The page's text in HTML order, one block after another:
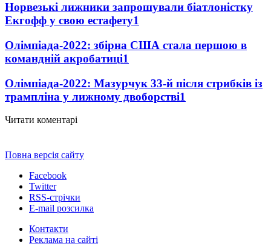
Норвезькі лижники запрошували біатлоністку
Екгофф у свою естафету1
Олімпіада-2022: збірна США стала першою в
командній акробатиці1
Олімпіада-2022: Мазурчук 33-й після стрибків із
трампліна у лижному двоборстві1
Читати коментарі
Повна версія сайту
Facebook
Twitter
RSS-стрічки
E-mail розсилка
Контакти
Реклама на сайті